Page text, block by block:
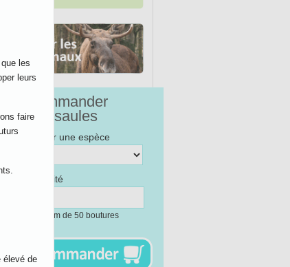
Commander
des saules
Choisir une espèce
Quantité
minimum de 50 boutures
les
leurs
faire
élevé de